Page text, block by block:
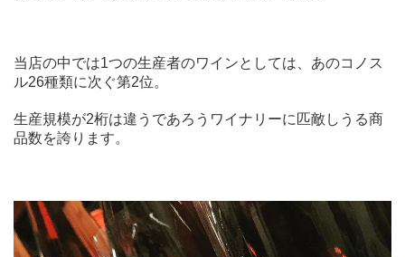
当店の中では1つの生産者のワインとしては、あのコノス
ル26種類に次ぐ第2位。
生産規模が2桁は違うであろうワイナリーに匹敵しうる商
品数を誇ります。